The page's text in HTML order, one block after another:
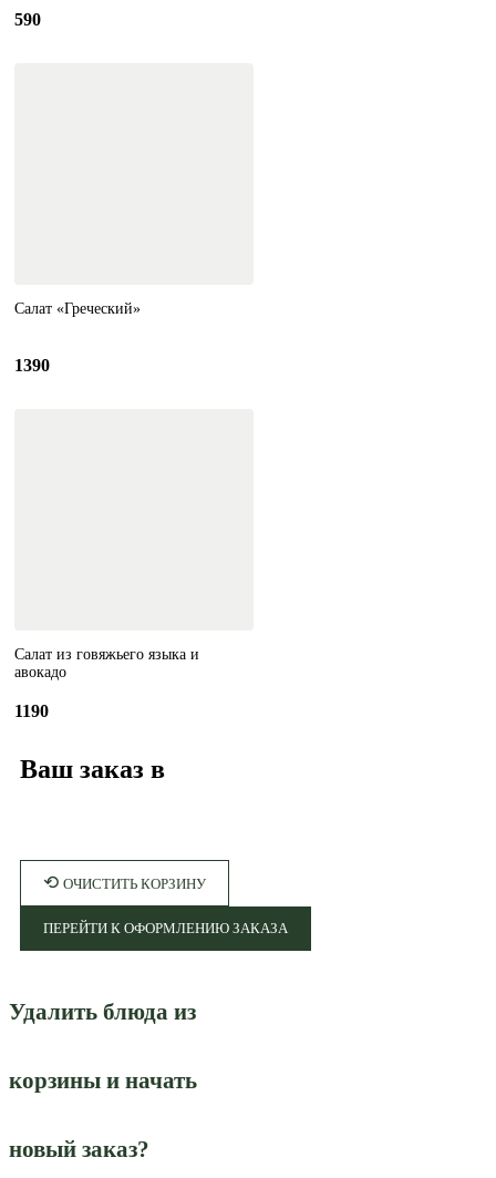
590
Салат «Греческий»
1390
Салат из говяжьего языка и
авокадо
1190
Ваш заказ в
⟲ ОЧИСТИТЬ КОРЗИНУ
ПЕРЕЙТИ К ОФОРМЛЕНИЮ ЗАКАЗА
Удалить блюда из
корзины и начать
новый заказ?